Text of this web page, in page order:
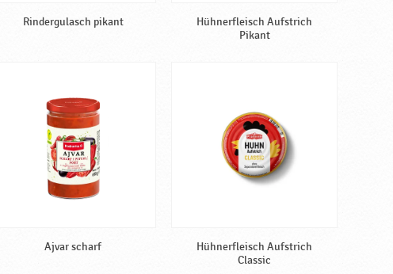
Rindergulasch pikant
Hühnerfleisch Aufstrich
Pikant
Ajvar scharf
Hühnerfleisch Aufstrich
Classic